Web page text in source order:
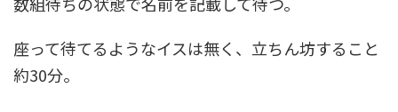
座って待てるようなイスは無く、立ちん坊すること
約30分。